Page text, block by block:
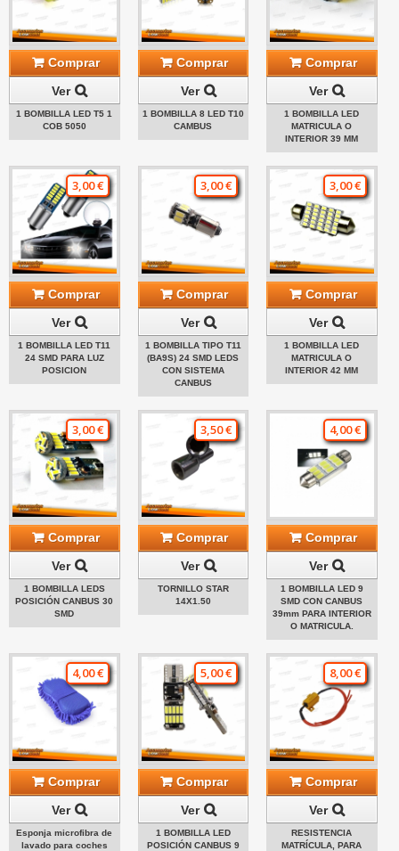
Comprar
Ver
1 BOMBILLA LED T5 1
COB 5050
Comprar
Ver
1 BOMBILLA 8 LED T10
CAMBUS
Comprar
Ver
1 BOMBILLA LED
MATRICULA O
INTERIOR 39 MM
3,00 €
Comprar
Ver
1 BOMBILLA LED T11
24 SMD PARA LUZ
POSICION
3,00 €
Comprar
Ver
1 BOMBILLA TIPO T11
(BA9S) 24 SMD LEDS
CON SISTEMA
CANBUS
3,00 €
Comprar
Ver
1 BOMBILLA LED
MATRICULA O
INTERIOR 42 MM
3,00 €
Comprar
Ver
1 BOMBILLA LEDS
POSICIÓN CANBUS 30
SMD
3,50 €
Comprar
Ver
TORNILLO STAR
14X1.50
4,00 €
Comprar
Ver
1 BOMBILLA LED 9
SMD CON CANBUS
39mm PARA INTERIOR
O MATRICULA.
4,00 €
Comprar
Ver
Esponja microfibra de
lavado para coches
5,00 €
Comprar
Ver
1 BOMBILLA LED
POSICIÓN CANBUS 9
8,00 €
Comprar
Ver
RESISTENCIA
MATRÍCULA, PARA